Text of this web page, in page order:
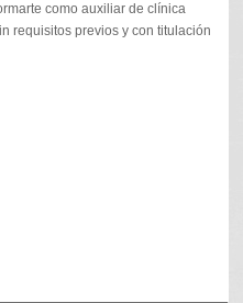
como auxiliar de clínica
requisitos previos y con titulación